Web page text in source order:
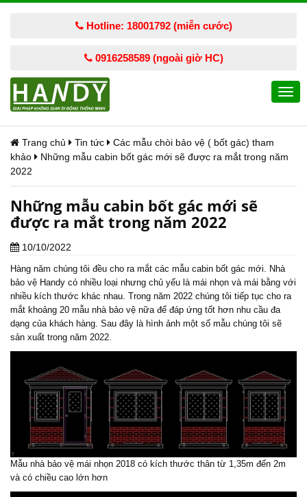
Hotline: 18001792 (miễn cước)
0916258589 (ngoài giờ HC)
Trang chủ Tin tức
Các mẫu chòi bảo vệ ( bốt gác) tham
khảo
Những mẫu cabin bốt gác mới sẽ được ra mắt trong năm
2022
Những mẫu cabin bốt gác mới sẽ
được ra mắt trong năm 2022
10/10/2022
Hàng năm chúng tôi đều cho ra mắt các mẫu cabin bốt gác mới. Nhà
bảo vệ Handy có nhiều loại nhưng chủ yếu là mái nhọn và mái bằng với
nhiều kích thước khác nhau. Trong năm 2022 chúng tôi tiếp tục cho ra
mắt khoảng 20 mẫu nhà bảo vệ nữa để đáp ứng tốt hơn nhu cầu đa
dạng của khách hàng. Sau đây là hình ảnh một số mẫu chúng tôi sẽ
sản xuất trong năm 2022.
Mẫu nhà bảo vệ mái nhọn 2018 có kích thước thân từ 1,35m đến 2m
và có chiều cao lớn hơn